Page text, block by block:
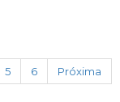
5 6
Próxima